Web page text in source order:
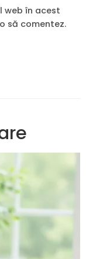
web în acest
să comentez.